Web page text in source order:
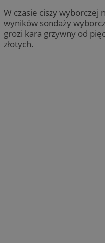
W czasie ciszy wyborczej
wyników sondaży
grozi kara grzywny od
złotych.